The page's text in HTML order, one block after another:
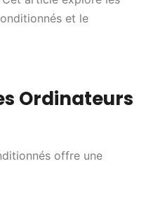
et le
Ordinateurs
offre une